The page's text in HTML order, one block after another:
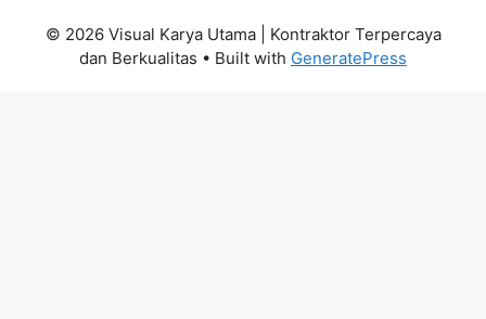
© 2026 Visual Karya Utama | Kontraktor Terpercaya
dan Berkualitas • Built with GeneratePress